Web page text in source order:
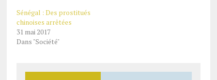
Sénégal : Des prostitués
chinoises arrêtées
31 mai 2017
Dans "Société"